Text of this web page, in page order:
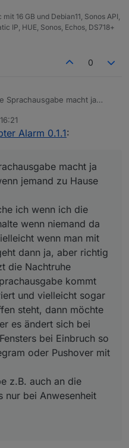
16 GB und Debian11, Sonos API,
IP, HUE, Sonos, Echos, DS718+
0
Sprachausgabe macht ja
ich wenn ich die
schalte wenn niemand da ist
die Nachtruhe einschalte
kommt z.B. Nachtruhe
bei Nachruhe der Status
so wie du es ja schon
mit der Nachricht
z.B. auch an die
das nur bei Anwesenheit
Alarm 0.1.1:
macht ja
jemand zu Hause
ich wenn ich die
wenn niemand da
wenn man mit
dann ja, aber richtig
die Nachtruhe
kommt
und vielleicht sogar
steht, dann möchte
es ändert sich bei
bei Einbruch so
oder Pushover mit
z.B. auch an die
nur bei Anwesenheit